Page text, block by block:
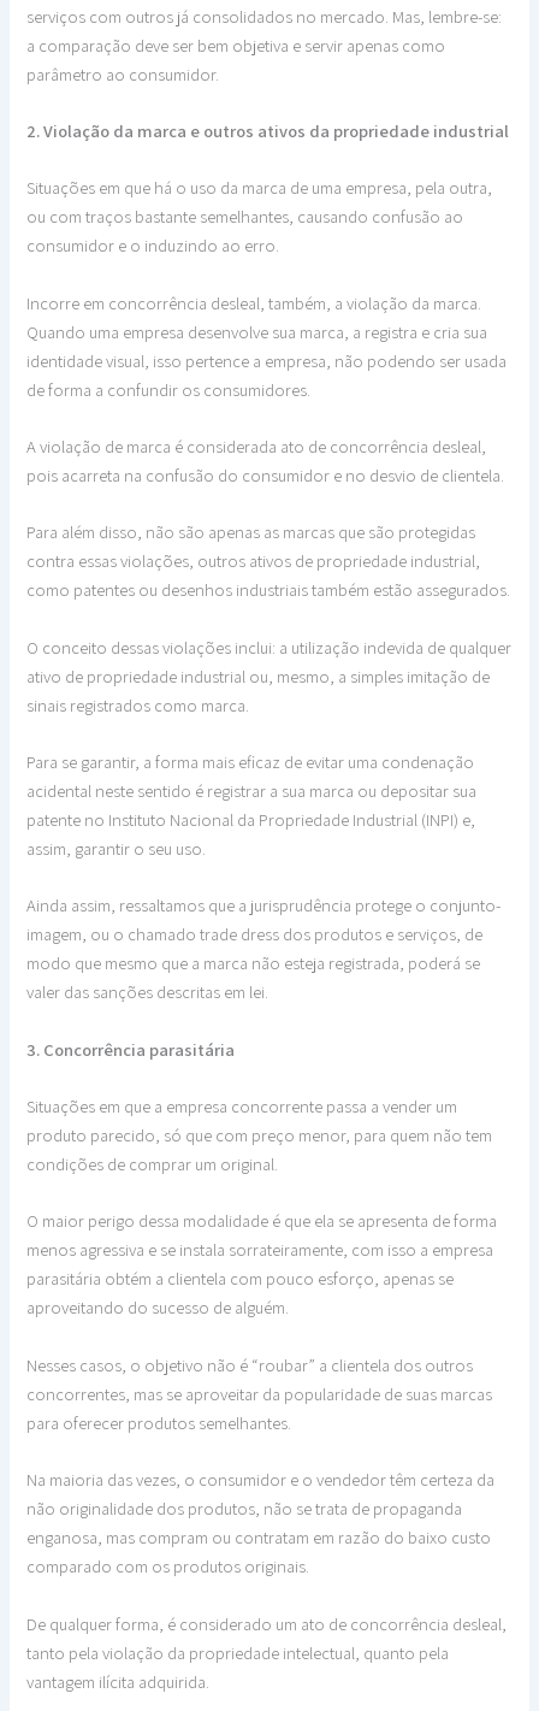
serviços com outros já consolidados no mercado. Mas, lembre-se:
a comparação deve ser bem objetiva e servir apenas como
parâmetro ao consumidor.
2. Violação da marca e outros ativos da propriedade industrial
Situações em que há o uso da marca de uma empresa, pela outra,
ou com traços bastante semelhantes, causando confusão ao
consumidor e o induzindo ao erro.
Incorre em concorrência desleal, também, a violação da marca.
Quando uma empresa desenvolve sua marca, a registra e cria sua
identidade visual, isso pertence a empresa, não podendo ser usada
de forma a confundir os consumidores.
A violação de marca é considerada ato de concorrência desleal,
pois acarreta na confusão do consumidor e no desvio de clientela.
Para além disso, não são apenas as marcas que são protegidas
contra essas violações, outros ativos de propriedade industrial,
como patentes ou desenhos industriais também estão assegurados.
O conceito dessas violações inclui: a utilização indevida de qualquer
ativo de propriedade industrial ou, mesmo, a simples imitação de
sinais registrados como marca.
Para se garantir, a forma mais eficaz de evitar uma condenação
acidental neste sentido é registrar a sua marca ou depositar sua
patente no Instituto Nacional da Propriedade Industrial (INPI) e,
assim, garantir o seu uso.
Ainda assim, ressaltamos que a jurisprudência protege o conjunto-
imagem, ou o chamado trade dress dos produtos e serviços, de
modo que mesmo que a marca não esteja registrada, poderá se
valer das sanções descritas em lei.
3. Concorrência parasitária
Situações em que a empresa concorrente passa a vender um
produto parecido, só que com preço menor, para quem não tem
condições de comprar um original.
O maior perigo dessa modalidade é que ela se apresenta de forma
menos agressiva e se instala sorrateiramente, com isso a empresa
parasitária obtém a clientela com pouco esforço, apenas se
aproveitando do sucesso de alguém.
Nesses casos, o objetivo não é “roubar” a clientela dos outros
concorrentes, mas se aproveitar da popularidade de suas marcas
para oferecer produtos semelhantes.
Na maioria das vezes, o consumidor e o vendedor têm certeza da
não originalidade dos produtos, não se trata de propaganda
enganosa, mas compram ou contratam em razão do baixo custo
comparado com os produtos originais.
De qualquer forma, é considerado um ato de concorrência desleal,
tanto pela violação da propriedade intelectual, quanto pela
vantagem ilícita adquirida.